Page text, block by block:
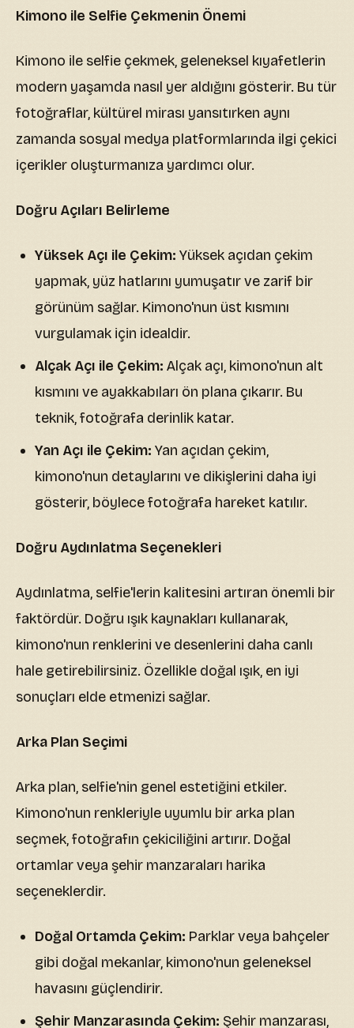
Kimono ile Selfie Çekmenin Önemi
Kimono ile selfie çekmek, geleneksel kıyafetlerin
modern yaşamda nasıl yer aldığını gösterir. Bu tür
fotoğraflar, kültürel mirası yansıtırken aynı
zamanda sosyal medya platformlarında ilgi çekici
içerikler oluşturmanıza yardımcı olur.
Doğru Açıları Belirleme
Yüksek Açı ile Çekim: Yüksek açıdan çekim
yapmak, yüz hatlarını yumuşatır ve zarif bir
görünüm sağlar. Kimono'nun üst kısmını
vurgulamak için idealdir.
Alçak Açı ile Çekim: Alçak açı, kimono'nun alt
kısmını ve ayakkabıları ön plana çıkarır. Bu
teknik, fotoğrafa derinlik katar.
Yan Açı ile Çekim: Yan açıdan çekim,
kimono'nun detaylarını ve dikişlerini daha iyi
gösterir, böylece fotoğrafa hareket katılır.
Doğru Aydınlatma Seçenekleri
Aydınlatma, selfie'lerin kalitesini artıran önemli bir
faktördür. Doğru ışık kaynakları kullanarak,
kimono'nun renklerini ve desenlerini daha canlı
hale getirebilirsiniz. Özellikle doğal ışık, en iyi
sonuçları elde etmenizi sağlar.
Arka Plan Seçimi
Arka plan, selfie'nin genel estetiğini etkiler.
Kimono'nun renkleriyle uyumlu bir arka plan
seçmek, fotoğrafın çekiciliğini artırır. Doğal
ortamlar veya şehir manzaraları harika
seçeneklerdir.
Doğal Ortamda Çekim: Parklar veya bahçeler
gibi doğal mekanlar, kimono'nun geleneksel
havasını güçlendirir.
Şehir Manzarasında Çekim: Şehir manzarası,